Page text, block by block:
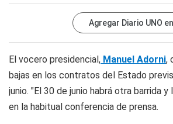
Agregar Diario UNO en
El vocero presidencial, Manuel Adorni,
bajas en los contratos del Estado
junio. "El 30 de junio habrá otra barrida y
en la habitual conferencia de prensa.